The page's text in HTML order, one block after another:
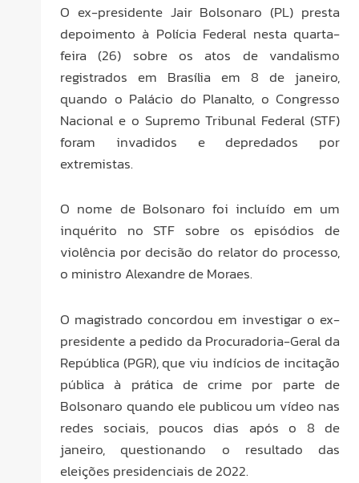
O ex-presidente Jair Bolsonaro (PL) presta
depoimento à Polícia Federal nesta quarta-
feira (26) sobre os atos de vandalismo
registrados em Brasília em 8 de janeiro,
quando o Palácio do Planalto, o Congresso
Nacional e o Supremo Tribunal Federal (STF)
foram invadidos e depredados por
extremistas.
O nome de Bolsonaro foi incluído em um
inquérito no STF sobre os episódios de
violência por decisão do relator do processo,
o ministro Alexandre de Moraes.
O magistrado concordou em investigar o ex-
presidente a pedido da Procuradoria-Geral da
República (PGR), que viu indícios de incitação
pública à prática de crime por parte de
Bolsonaro quando ele publicou um vídeo nas
redes sociais, poucos dias após o 8 de
janeiro, questionando o resultado das
eleições presidenciais de 2022.